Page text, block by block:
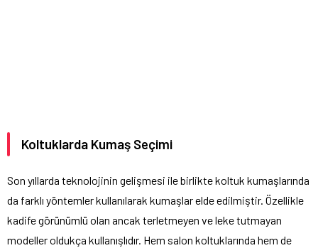
Koltuklarda Kumaş Seçimi
Son yıllarda teknolojinin gelişmesi ile birlikte koltuk kumaşlarında
da farklı yöntemler kullanılarak kumaşlar elde edilmiştir. Özellikle
kadife görünümlü olan ancak terletmeyen ve leke tutmayan
modeller oldukça kullanışlıdır. Hem salon koltuklarında hem de